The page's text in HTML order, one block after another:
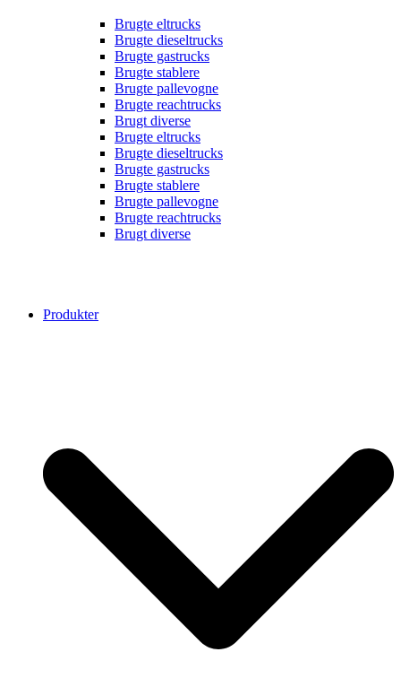
Brugte eltrucks
Brugte dieseltrucks
Brugte gastrucks
Brugte stablere
Brugte pallevogne
Brugte reachtrucks
Brugt diverse
Brugte eltrucks
Brugte dieseltrucks
Brugte gastrucks
Brugte stablere
Brugte pallevogne
Brugte reachtrucks
Brugt diverse
Produkter